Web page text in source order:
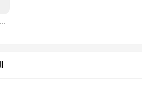
1 متر/2 متر/3 متر/5 متر/6 متر AN4 AN6 AN8 AN10 خرطوم وقود السيارة النفط الغاز برودة خرطوم خط الأنابيب أنبوب النايلون الفولاذ المقاوم للصدأ مضفر داخل CPE المطاط